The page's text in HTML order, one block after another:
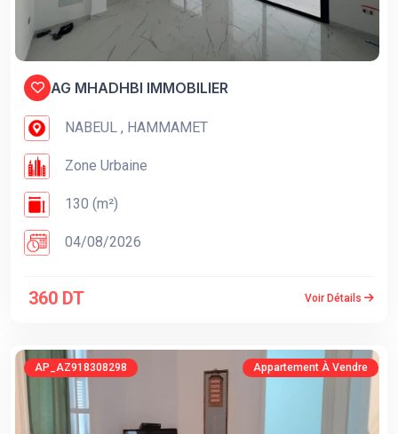
AG MHADHBI IMMOBILIER
NABEUL , HAMMAMET
Zone Urbaine
130 (m²)
04/08/2026
360 DT Voir Détails
AP_AZ918308298 Appartement À Vendre